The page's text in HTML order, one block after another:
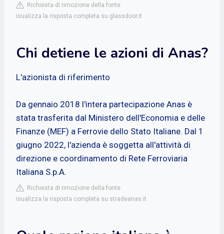
Richiesta di rimozione della fonte
isualizza la risposta completa su glassdoor.it
Chi detiene le azioni di Anas?
L'azionista di riferimento
Da gennaio 2018 l'intera partecipazione Anas è
stata trasferita dal Ministero dell'Economia e delle
Finanze (MEF) a Ferrovie dello Stato Italiane. Dal 1
giugno 2022, l'azienda è soggetta all'attività di
direzione e coordinamento di Rete Ferroviaria
Italiana S.p.A.
Richiesta di rimozione della fonte
isualizza la risposta completa su stradeanas.it